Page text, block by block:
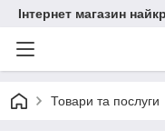
Інтернет магазин
Товари та послуги